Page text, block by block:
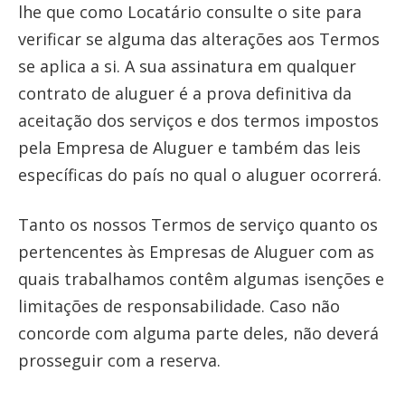
lhe que como Locatário consulte o site para
verificar se alguma das alterações aos Termos
se aplica a si. A sua assinatura em qualquer
contrato de aluguer é a prova definitiva da
aceitação dos serviços e dos termos impostos
pela Empresa de Aluguer e também das leis
específicas do país no qual o aluguer ocorrerá.
Tanto os nossos Termos de serviço quanto os
pertencentes às Empresas de Aluguer com as
quais trabalhamos contêm algumas isenções e
limitações de responsabilidade. Caso não
concorde com alguma parte deles, não deverá
prosseguir com a reserva.